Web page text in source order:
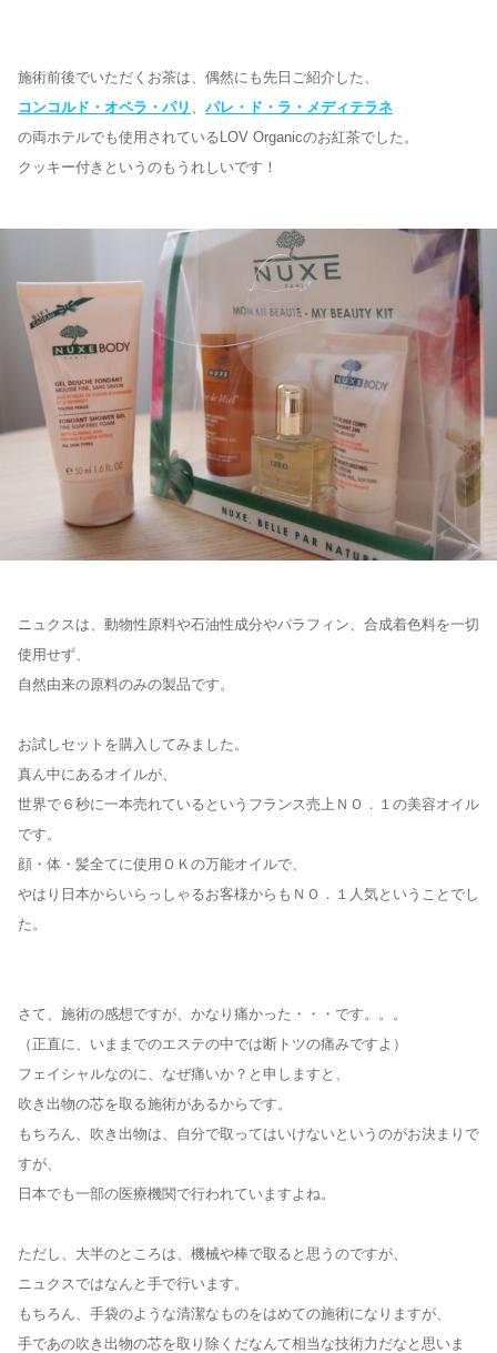
施術前後でいただくお茶は、偶然にも先日ご紹介した、
コンコルド・オペラ・パリ 、 パレ・ド・ラ・メディテラネ
の両ホテルでも使用されているLOV Organicのお紅茶でした。
クッキー付きというのもうれしいです！
ニュクスは、動物性原料や石油性成分やパラフィン、合成着色料を一切
使用せず、
自然由来の原料のみの製品です。
お試しセットを購入してみました。
真ん中にあるオイルが、
世界で６秒に一本売れているというフランス売上ＮＯ．１の美容オイル
です。
顔・体・髪全てに使用ＯＫの万能オイルで、
やはり日本からいらっしゃるお客様からもＮＯ．１人気ということでし
た。
さて、施術の感想ですが、かなり痛かった・・・です。。。
（正直に、いままでのエステの中では断トツの痛みですよ）
フェイシャルなのに、なぜ痛いか？と申しますと、
吹き出物の芯を取る施術があるからです。
もちろん、吹き出物は、自分で取ってはいけないというのがお決まりで
すが、
日本でも一部の医療機関で行われていますよね。
ただし、大半のところは、機械や棒で取ると思うのですが、
ニュクスではなんと手で行います。
もちろん、手袋のような清潔なものをはめての施術になりますが、
手であの吹き出物の芯を取り除くだなんて相当な技術力だなと思いま